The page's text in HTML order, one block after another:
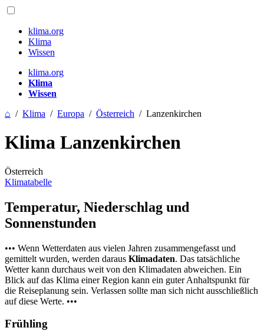
klima.org
Klima
Wissen
klima.org
Klima
Wissen
⌂ / Klima / Europa / Österreich / Lanzenkirchen
Klima Lanzenkirchen
Österreich
Klimatabelle
Temperatur, Niederschlag und
Sonnenstunden
••• Wenn Wetterdaten aus vielen Jahren zusammengefasst und
gemittelt wurden, werden daraus Klimadaten. Das tatsächliche
Wetter kann durchaus weit von den Klimadaten abweichen. Ein
Blick auf das Klima einer Region kann ein guter Anhaltspunkt für
die Reiseplanung sein. Verlassen sollte man sich nicht ausschließlich
auf diese Werte. •••
Frühling